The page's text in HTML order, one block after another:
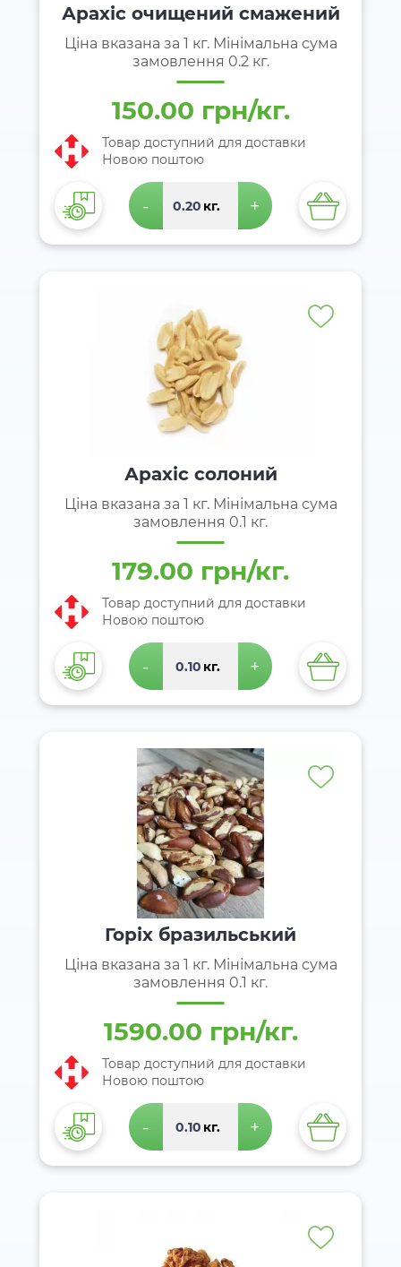
Арахіс очищений смажений
Ціна вказана за 1 кг. Мінімальна сума
замовлення 0.2 кг.
150.00 грн/кг.
Товар доступний для доставки
Новою поштою
- кг. +
Арахіс солоний
Ціна вказана за 1 кг. Мінімальна сума
замовлення 0.1 кг.
179.00 грн/кг.
Товар доступний для доставки
Новою поштою
- кг. +
Горіх бразильський
Ціна вказана за 1 кг. Мінімальна сума
замовлення 0.1 кг.
1590.00 грн/кг.
Товар доступний для доставки
Новою поштою
- кг. +